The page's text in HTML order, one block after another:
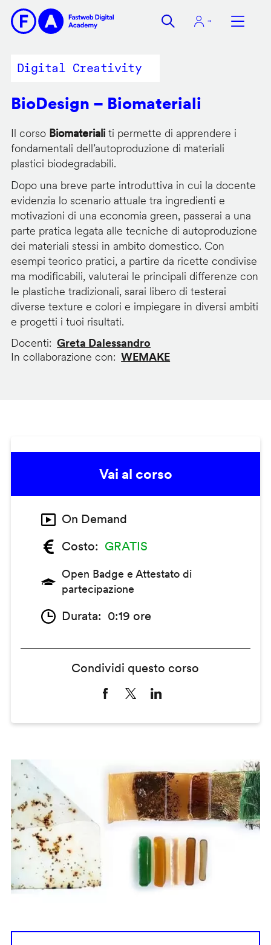
contenuto
Digital Creativity
BioDesign – Biomateriali
Il corso Biomaterialiti permette di apprendere i
fondamentali dell’autoproduzione di materiali
plastici biodegradabili.
Dopo una breve parte introduttiva in cui la docente
evidenzia lo scenario attuale tra ingredienti e
motivazioni di una economia green, passerai a una
parte pratica legata alle tecniche di autoproduzione
dei materiali stessi in ambito domestico. Con
esempi teorico pratici, a partire da ricette condivise
ma modificabili, valuterai le principali differenze con
le plastiche tradizionali, sarai libero di testerai
diverse texture e colori e impiegare in diversi ambiti
e progetti i tuoi risultati.
Docenti
Greta Dalessandro
In collaborazione con
WEMAKE
Vai al corso
On Demand
Costo
GRATIS
Open Badge e Attestato di
partecipazione
Durata 0:19 ore
Condividi questo corso